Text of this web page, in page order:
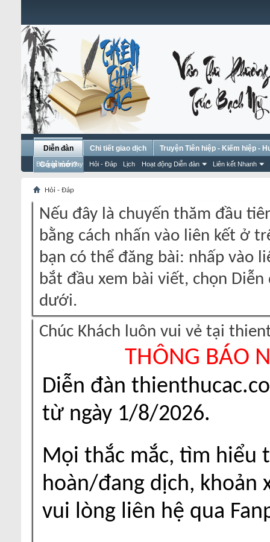
Diễn đàn
Bài gửi hôm nay Hỏi - Đáp Lịch Hoạt động Diễn đàn Liên kết Nhanh
Chi tiết giao dịch
Truyện Tiên hiệp - Kiếm hiệp -
Có gì mới?
Hỏi - Đáp
Nếu đây là chuyến thăm đầu
bằng cách nhấn vào liên kết ở
bạn có thể đăng bài: nhấp vào
bắt đầu xem bài viết, chọn
dưới.
Chúc Khách luôn vui vẻ tại
THÔNG BÁO
Diễn đàn
từ ngày 1/8/2026.
Mọi thắc mắc, tìm hiểu
hoàn/đang dịch, khoản
vui lòng liên hệ qua